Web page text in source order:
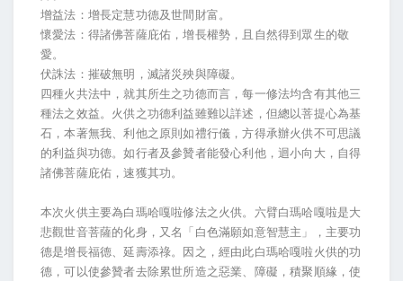
增益法：增長定慧功德及世間財富。
懷愛法：得諸佛菩薩庇佑，增長權勢，且自然得到眾生的敬
愛。
伏誅法：摧破無明，滅諸災殃與障礙。
四種火共法中，就其所生之功德而言，每一修法均含有其他三
種法之效益。火供之功德利益雖難以詳述，但總以菩提心為基
石，本著無我、利他之原則如禮行儀，方得承辦火供不可思議
的利益與功德。如行者及參贊者能發心利他，迴小向大，自得
諸佛菩薩庇佑，速獲其功。
本次火供主要為白瑪哈嘎啦修法之火供。六臂白瑪哈嘎啦是大
悲觀世音菩薩的化身，又名「白色滿願如意智慧主」，主要功
德是增長福德、延壽添祿。因之，經由此白瑪哈嘎啦火供的功
德，可以使參贊者去除累世所造之惡業、障礙，積聚順緣，使